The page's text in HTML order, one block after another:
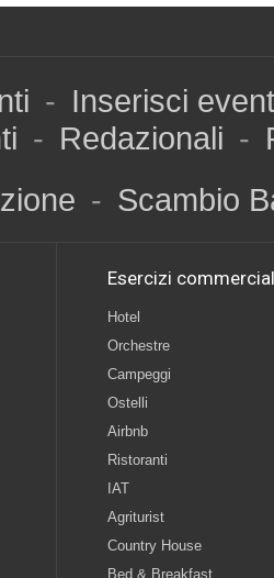
- Inserisci
- Redazionali -
- Scambio
Esercizi
Hotel
Orchestre
Campeggi
Ostelli
Airbnb
Ristoranti
IAT
Agriturist
Country House
Bed & Breakfast